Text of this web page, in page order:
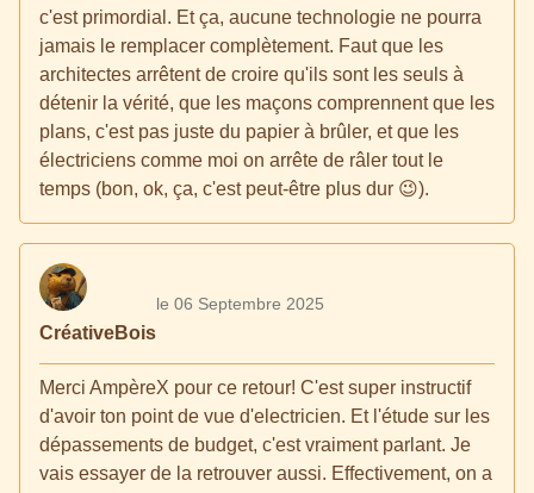
c'est primordial. Et ça, aucune technologie ne pourra
jamais le remplacer complètement. Faut que les
architectes arrêtent de croire qu'ils sont les seuls à
détenir la vérité, que les maçons comprennent que les
plans, c'est pas juste du papier à brûler, et que les
électriciens comme moi on arrête de râler tout le
temps (bon, ok, ça, c'est peut-être plus dur 😉).
CréativeBois
le 06 Septembre 2025
Merci AmpèreX pour ce retour! C'est super instructif
d'avoir ton point de vue d'electricien. Et l'étude sur les
dépassements de budget, c'est vraiment parlant. Je
vais essayer de la retrouver aussi. Effectivement, on a